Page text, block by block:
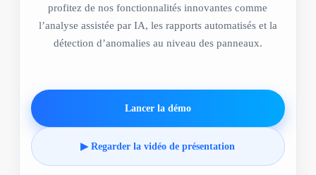
profitez de nos fonctionnalités innovantes comme
l’analyse assistée par IA, les rapports automatisés et la
détection d’anomalies au niveau des panneaux.
Lancer la démo
▶ Regarder la vidéo de présentation